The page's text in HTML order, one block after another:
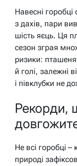
Навесні горобці
з дахів, пари
шість яєць. Ця
сезон зграя
ризики:
й голі, залежні
і півклубки не
Рекорди,
Не всі горобці –
природі